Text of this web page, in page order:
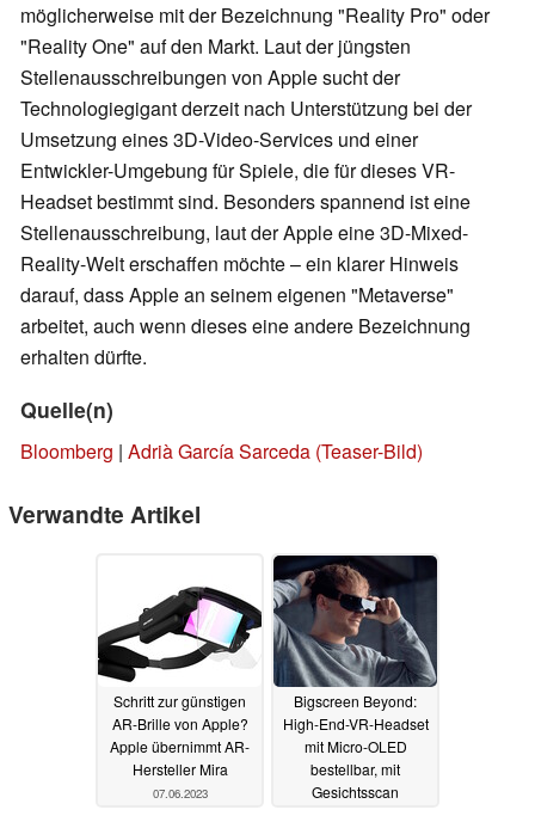
möglicherweise mit der Bezeichnung "Reality Pro" oder
"Reality One" auf den Markt. Laut der jüngsten
Stellenausschreibungen von Apple sucht der
Technologiegigant derzeit nach Unterstützung bei der
Umsetzung eines 3D-Video-Services und einer
Entwickler-Umgebung für Spiele, die für dieses VR-
Headset bestimmt sind. Besonders spannend ist eine
Stellenausschreibung, laut der Apple eine 3D-Mixed-
Reality-Welt erschaffen möchte – ein klarer Hinweis
darauf, dass Apple an seinem eigenen "Metaverse"
arbeitet, auch wenn dieses eine andere Bezeichnung
erhalten dürfte.
Quelle(n)
Bloomberg | Adrià García Sarceda (Teaser-Bild)
Verwandte Artikel
Schritt zur günstigen
AR-Brille von Apple?
Apple übernimmt AR-
Hersteller Mira
07.06.2023
Bigscreen Beyond:
High-End-VR-Headset
mit Micro-OLED
bestellbar, mit
Gesichtsscan